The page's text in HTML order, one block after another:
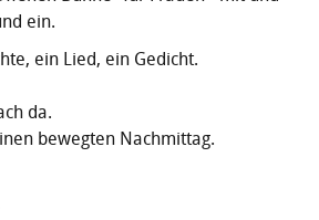
ein.
ein Lied, ein Gedicht.
da.
bewegten Nachmittag.